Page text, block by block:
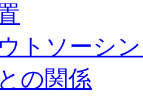
トソーシ
の関係